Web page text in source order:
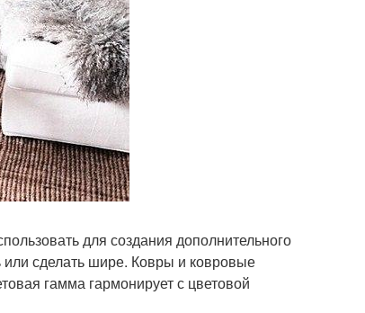
для создания дополнительного
сделать шире. Ковры и ковровые
гамма гармонирует с цветовой